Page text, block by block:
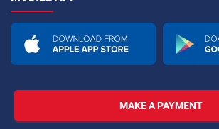
MAKE A PAYMENT